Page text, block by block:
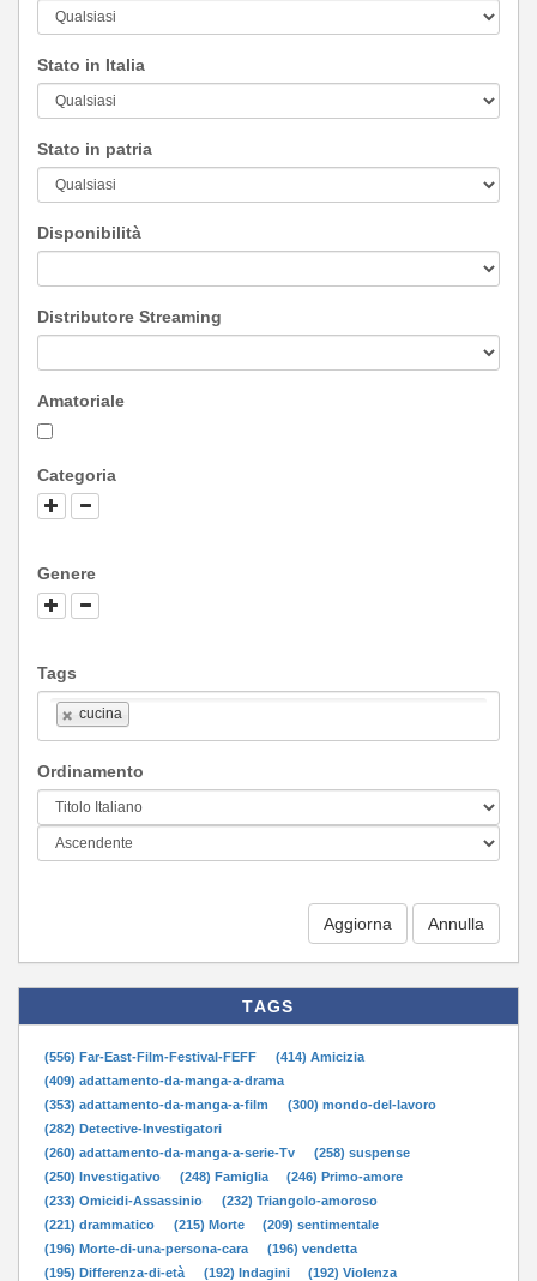
Stato in Italia
Stato in patria
Disponibilità
Distributore Streaming
Amatoriale
Categoria
Genere
Tags
cucina
Ordinamento
Aggiorna
TAGS
(556) Far-East-Film-Festival-FEFF
(414) Amicizia
(409) adattamento-da-manga-a-drama
(353) adattamento-da-manga-a-film
(300) mondo-del-lavoro
(282) Detective-Investigatori
(260) adattamento-da-manga-a-serie-Tv
(258) suspense
(250) Investigativo
(248) Famiglia
(246) Primo-amore
(233) Omicidi-Assassinio
(232) Triangolo-amoroso
(221) drammatico
(215) Morte
(209) sentimentale
(196) Morte-di-una-persona-cara
(196) vendetta
(195) Differenza-di-età
(192) Indagini
(192) Violenza